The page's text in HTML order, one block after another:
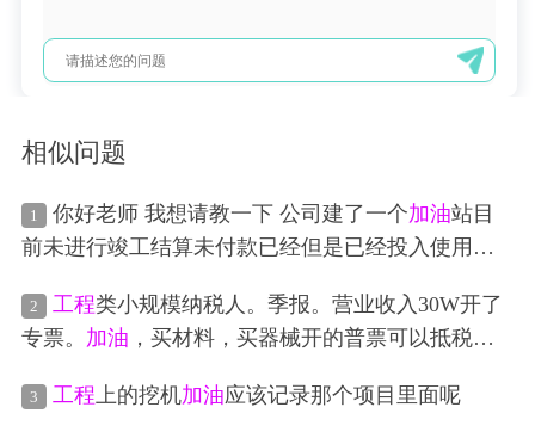
相似问题
1 你好老师 我想请教一下 公司建了一个加油站目
前未进行竣工结算未付款已经但是已经投入使用
了，然后按照25年折旧了。最近收到了工程审计公
司给的审计计结算初稿，建设的该 加油站其实分好
几个小项目（如图）。
2 工程类小规模纳税人。季报。营业收入30W开了
专票。 加油 ，买材料，买器械开的普票可以抵税
3 工程 上的挖机加油应该记录那个项目里面呢